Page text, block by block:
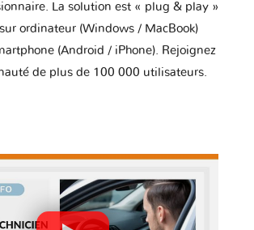
La solution est « plug & play »
ordinateur (Windows / MacBook)
(Android / iPhone). Rejoignez
de plus de 100 000 utilisateurs.